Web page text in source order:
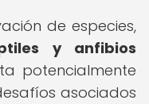
de especies,
y anfibios
potencialmente
asociados